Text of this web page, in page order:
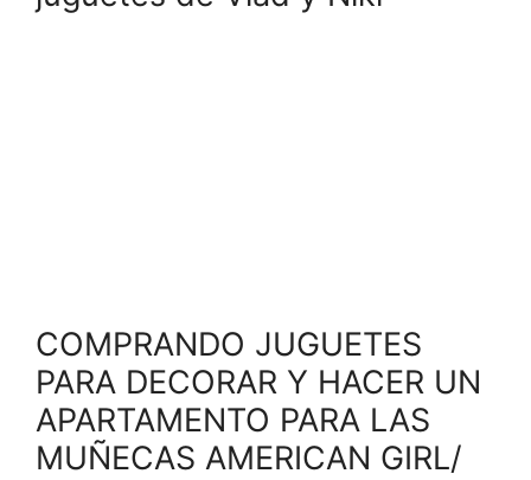
COMPRANDO JUGUETES
PARA DECORAR Y HACER UN
APARTAMENTO PARA LAS
MUÑECAS AMERICAN GIRL/